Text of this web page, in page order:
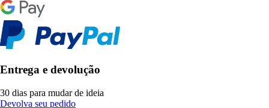
Entrega e devolução
30 dias para mudar de ideia
Devolva seu pedido